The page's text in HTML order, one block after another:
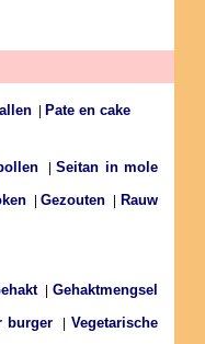
Pate en cake
|Seitan in mole
|Gezouten
Rauw
|Gehaktmengsel
burger |Vegetarische